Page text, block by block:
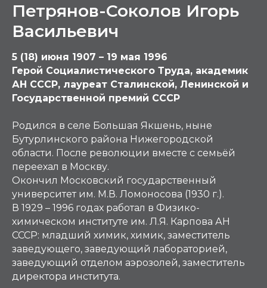
Петрянов-Соколов Игорь
Васильевич
5 (18) июня 1907 – 19 мая 1996
Герой Социалистического Труда, академик
АН СССР, лауреат Сталинской, Ленинской и
Государственной премий СССР
Родился в селе Большая Якшень, ныне
Бутурлинского района Нижегородской
области. После революции вместе с семьёй
переехал в Москву.
Окончил Московский государственный
университет им. М.В. Ломоносова (1930 г.).
В 1929 – 1996 годах работал в Физико-
химическом институте им. Л.Я. Карпова АН
СССР: младший химик, химик, заместитель
заведующего, заведующий лабораторией,
заведующий отделом аэрозолей, заместитель
директора института.